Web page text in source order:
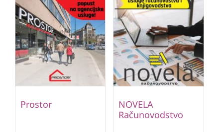
Prostor
NOVELA
Računovodstvo